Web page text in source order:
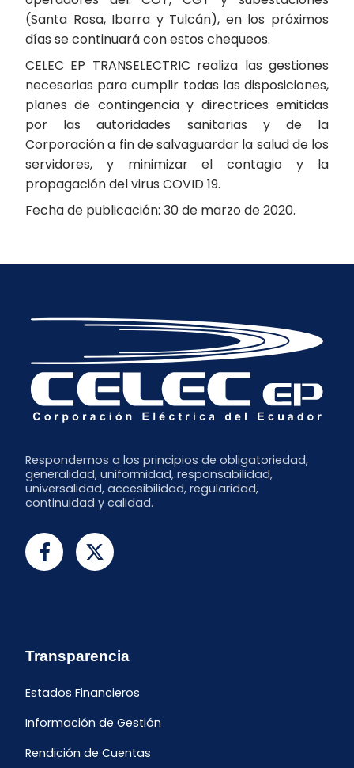
(Santa Rosa, Ibarra y Tulcán), en los próximos
días se continuará con estos chequeos.
CELEC EP TRANSELECTRIC realiza las gestiones
necesarias para cumplir todas las disposiciones,
planes de contingencia y directrices emitidas
por las autoridades sanitarias y de la
Corporación a fin de salvaguardar la salud de los
servidores, y minimizar el contagio y la
propagación del virus COVID 19.
Fecha de publicación: 30 de marzo de 2020.
Respondemos a los principios de obligatoriedad,
generalidad, uniformidad, responsabilidad,
universalidad, accesibilidad, regularidad,
continuidad y calidad.
Transparencia
Estados Financieros
Información de Gestión
Rendición de Cuentas